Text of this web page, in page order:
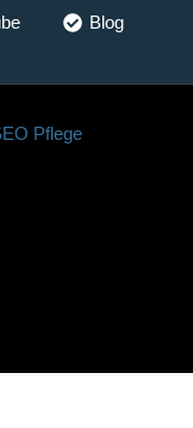
Blog
Pflege